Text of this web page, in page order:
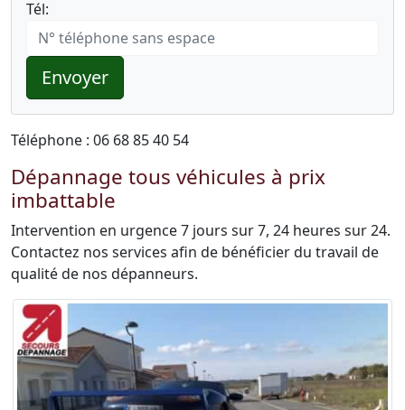
Tél:
Envoyer
Téléphone : 06 68 85 40 54
Dépannage tous véhicules à prix
imbattable
Intervention en urgence 7 jours sur 7, 24 heures sur 24.
Contactez nos services afin de bénéficier du travail de
qualité de nos dépanneurs.